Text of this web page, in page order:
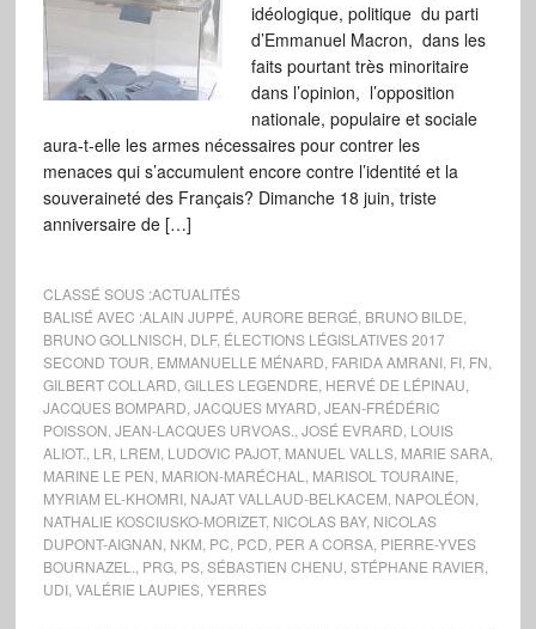
idéologique, politique du parti
d’Emmanuel Macron, dans les
faits pourtant très minoritaire
dans l’opinion, l’opposition
nationale, populaire et sociale
aura-t-elle les armes nécessaires pour contrer les
menaces qui s’accumulent encore contre l’identité et la
souveraineté des Français? Dimanche 18 juin, triste
anniversaire de […]
CLASSÉ SOUS :ACTUALITÉS
BALISÉ AVEC :ALAIN JUPPÉ AURORE BERGÉ BRUNO BILDE
BRUNO GOLLNISCH DLF, ÉLECTIONS LÉGISLATIVES 2017
SECOND TOUR EMMANUELLE MÉNARD FARIDA AMRANI, FI, FN
GILBERT COLLARD GILLES LEGENDRE HERVÉ DE LÉPINAU
JACQUES BOMPARD JACQUES MYARD JEAN-FRÉDÉRIC
POISSON JEAN-LACQUES URVOAS. JOSÉ EVRARD LOUIS
ALIOT. LR LREM LUDOVIC PAJOT, MANUEL VALLS, MARIE SARA,
MARINE LE PEN MARION-MARÉCHAL MARISOL TOURAINE
MYRIAM EL-KHOMRI, NAJAT VALLAUD-BELKACEM NAPOLÉON
NATHALIE KOSCIUSKO-MORIZET, NICOLAS BAY, NICOLAS
DUPONT-AIGNAN NKM PC PCD PER A CORSA, PIERRE-YVES
BOURNAZEL.
PRG, PS, SÉBASTIEN CHENU STÉPHANE RAVIER
UDI, VALÉRIE LAUPIES, YERRES